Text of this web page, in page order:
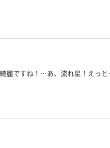
麗ですね！…あ、流れ星！えっ